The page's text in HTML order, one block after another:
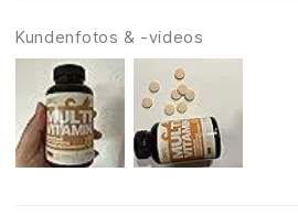
Kundenfotos & -videos